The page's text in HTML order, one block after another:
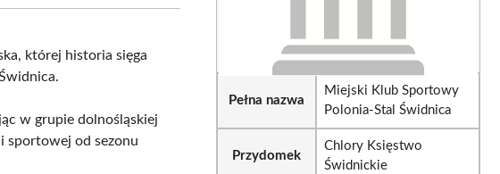
której historia sięga
w grupie dolnośląskiej
sportowej od sezonu
Pełna nazwa
Miejski Klub Sportowy
Polonia-Stal Świdnica
Przydomek
Chlory Księstwo
Świdnickie